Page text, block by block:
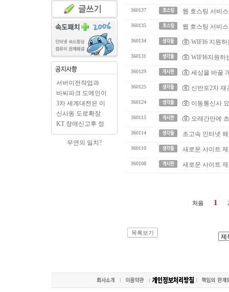
서버이전작업과
BCPARK.c..
비씨파크 도메인이
BCPAR..
3차 세계대전은 이
미 시..
신사동 도로확장
출입구..
KT 장애신고후 정
상으로..
우연의 일치?
360137 웹 호스팅 서비
360135 웹 호스팅 서비
360134 WIFI6 지원
360131 WIFI6지원하
360129 세상을 바꿀
360125 신반포2차 재
360124 이동통신사
360115 오래간만에
360114 초고속 인터넷
360110 새로운 사이트
360108 새로운 사이트
처음 1
목록보기